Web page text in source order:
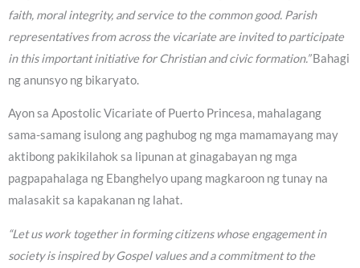
faith, moral integrity, and service to the common good. Parish
representatives from across the vicariate are invited to participate
in this important initiative for Christian and civic formation.”Bahagi
ng anunsyo ng bikaryato.
Ayon sa Apostolic Vicariate of Puerto Princesa, mahalagang
sama-samang isulong ang paghubog ng mga mamamayang may
aktibong pakikilahok sa lipunan at ginagabayan ng mga
pagpapahalaga ng Ebanghelyo upang magkaroon ng tunay na
malasakit sa kapakanan ng lahat.
“Let us work together in forming citizens whose engagement in
society is inspired by Gospel values and a commitment to the